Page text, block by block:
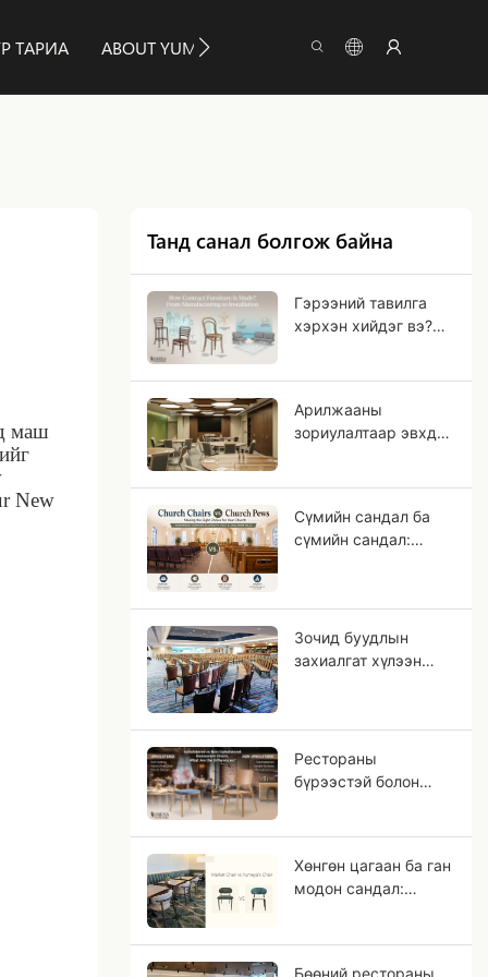
ТАРИА ABOUT YUMEYA МЭДЭЭЛЛИЙН ДҮРЭМ
маш
New
Танд санал болгож байна
Гэрээний тавилга
хэрхэн хийдэг вэ?
Арилжааны
зориулалтаар эвхдэг
Сүмийн сандал ба
сүмийн сандал:
тохиромжтой вэ?
Зочид буудлын
захиалгат хүлээн
буудлын төслүүдийн
OEM гарын авлага
Рестораны
бүрээстэй болон
Хөнгөн цагаан ба ган
модон сандал:
Бөөний рестораны